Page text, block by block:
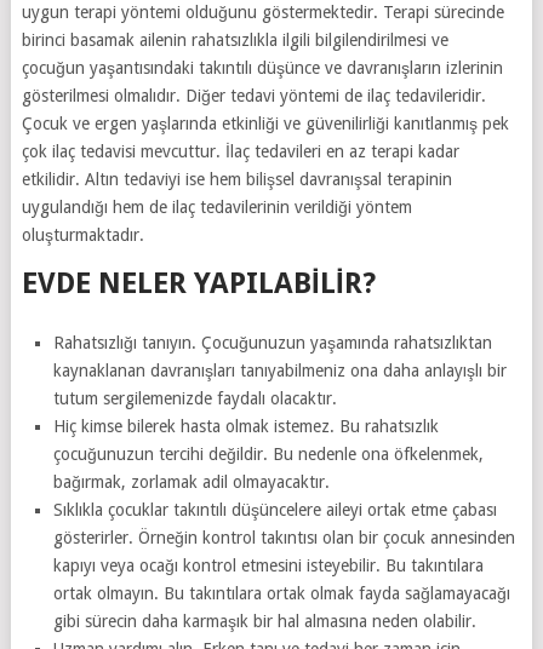
uygun terapi yöntemi olduğunu göstermektedir. Terapi sürecinde
birinci basamak ailenin rahatsızlıkla ilgili bilgilendirilmesi ve
çocuğun yaşantısındaki takıntılı düşünce ve davranışların izlerinin
gösterilmesi olmalıdır. Diğer tedavi yöntemi de ilaç tedavileridir.
Çocuk ve ergen yaşlarında etkinliği ve güvenilirliği kanıtlanmış pek
çok ilaç tedavisi mevcuttur. İlaç tedavileri en az terapi kadar
etkilidir. Altın tedaviyi ise hem bilişsel davranışsal terapinin
uygulandığı hem de ilaç tedavilerinin verildiği yöntem
oluşturmaktadır.
EVDE NELER YAPILABILIR?
Rahatsızlığı tanıyın. Çocuğunuzun yaşamında rahatsızlıktan
kaynaklanan davranışları tanıyabilmeniz ona daha anlayışlı bir
tutum sergilemenizde faydalı olacaktır.
Hiç kimse bilerek hasta olmak istemez. Bu rahatsızlık
çocuğunuzun tercihi değildir. Bu nedenle ona öfkelenmek,
bağırmak, zorlamak adil olmayacaktır.
Sıklıkla çocuklar takıntılı düşüncelere aileyi ortak etme çabası
gösterirler. Örneğin kontrol takıntısı olan bir çocuk annesinden
kapıyı veya ocağı kontrol etmesini isteyebilir. Bu takıntılara
ortak olmayın. Bu takıntılara ortak olmak fayda sağlamayacağı
gibi sürecin daha karmaşık bir hal almasına neden olabilir.